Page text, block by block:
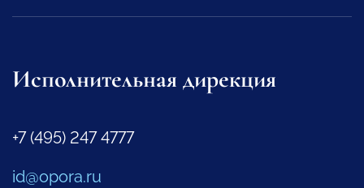
Исполнительная дирекция
+7 (495) 247 4777
id@opora.ru